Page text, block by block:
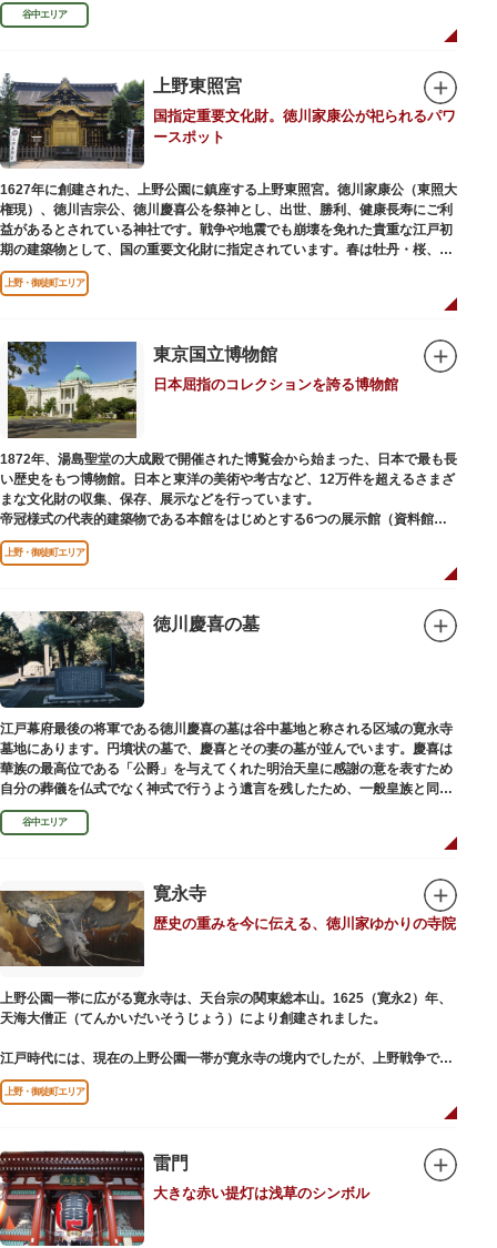
谷中銀座商店街は1945年頃に自然発生的に生まれ、現在の近隣型商店街へと
発展。昭和の懐かしい商店街の景観を見ることができます。東京の下町レト
観光客が訪れ、買い物や散策を楽しんでいます。
谷中エリア
上野東照宮
国指定重要文化財。徳川家康公が祀られるパワ
ースポット
1627年に創建された、上野公園に鎮座する上野東照宮。徳川家康公（東照大
権現）、徳川吉宗公、徳川慶喜公を祭神とし、出世、勝利、健康長寿にご利
益があるとされている神社です。戦争や地震でも崩壊を免れた貴重な江戸初
期の建築物として、国の重要文化財に指定されています。春は牡丹・桜、秋
は紅葉やダリア展、お正月は初詣や冬ぼたん鑑賞の地として、年間を通して
国内外からの参拝者で賑わうスポットです。
軍・徳川家光公が、日光東照宮までお参りに行けない江戸の人々のために建
てられたそう。社殿内部は文化財保護のため通常は非公開ですが、特別公開
が実施されることもあるので、拝観を申し込んでみてはいかがでしょうか。
授与所では、期間・数量限定のお守りや御朱印も授与されているので要チェ
ック。手塚治虫のユニコのお守りなど愛らしいものがありますよ。
上野・御徒町エリア
東京国立博物館
日本屈指のコレクションを誇る博物館
1872年、湯島聖堂の大成殿で開催された博覧会から始まった、日本で最も長
い歴史をもつ博物館。日本と東洋の美術や考古など、12万件を超えるさまざ
まな文化財の収集、保存、展示などを行っています。
帝冠様式の代表的建築物である本館をはじめとする6つの展示館（資料館）
からなり、89件の国宝を所蔵。常に貴重な文化財を公開し、講座や講演会、
ワークショップなどを実施しています。国宝や重要文化財などの名品をたど
りながら、真の美術史を堪能し価値あるひと時を過ごしてみてはいかがでし
吹き抜けのエントランスに大理石の大階段がある本館では、壁時計やステン
ドグラスなど格調高い内部装飾にも注目してみてください。初めて来館する
方や時間が限られている方などに向け提案されたコース（日本美術入門／た
てものめぐり／仏像大好き）を参考にめぐるのも良いでしょう。
敷地内にはレストランやミュージアムショップのほか緑豊かな庭園も。季節
ごとの彩りを感じながらゆったりと散策するのもおすすめです。
上野・御徒町エリア
徳川慶喜の墓
江戸幕府最後の将軍である徳川慶喜の墓は谷中墓地と称される区域の寛永寺
墓地にあります。円墳状の墓で、慶喜とその妻の墓が並んでいます。慶喜は
華族の最高位である「公爵」を与えてくれた明治天皇に感謝の意を表すため
自分の葬儀を仏式でなく神式で行うよう遺言を残したため、一般皇族と同じ
ような円墳が建てられました。
谷中エリア
寛永寺
歴史の重みを今に伝える、徳川家ゆかりの寺院
上野公園一帯に広がる寛永寺は、天台宗の関東総本山。1625（寛永2）年、
天海大僧正（てんかいだいそうじょう）により創建されました。
江戸時代には、現在の上野公園一帯が寛永寺の境内でしたが、上野戦争でそ
の多くを焼失。現在は根本中堂をはじめ開山堂（両大師）、不忍池辯天堂、
上野大仏（パゴダ）、輪王殿などの建造物が上野公園とその周辺に点在して
います。戦火を免れた輪王寺門跡御本坊表門、徳川将軍霊廟勅額門など重要
清水観音堂の舞台前に復元された「月の松」は、浮世絵師歌川広重の「名所
江戸百景」にも描かれていることで有名。丸い形の松から不忍池辯天堂を見
下ろす風流な景観は、絶好のフォトスポットとなっています。
東叡山（とうえいざん）という山号は、東の「比叡山延暦寺」を意味してお
上野・御徒町エリア
雷門
大きな赤い提灯は浅草のシンボル